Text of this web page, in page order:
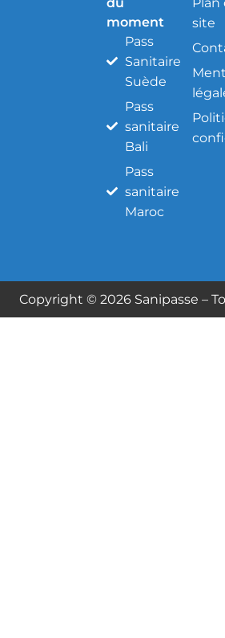
moment
Pass
Sanitaire
Suède
Pass
sanitaire
Bali
Pass
sanitaire
Maroc
site
Copyright © 2026 Sanipasse –